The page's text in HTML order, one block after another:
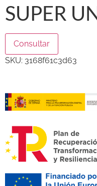
SUPER
Consultar
SKU: 3168f61c3d63